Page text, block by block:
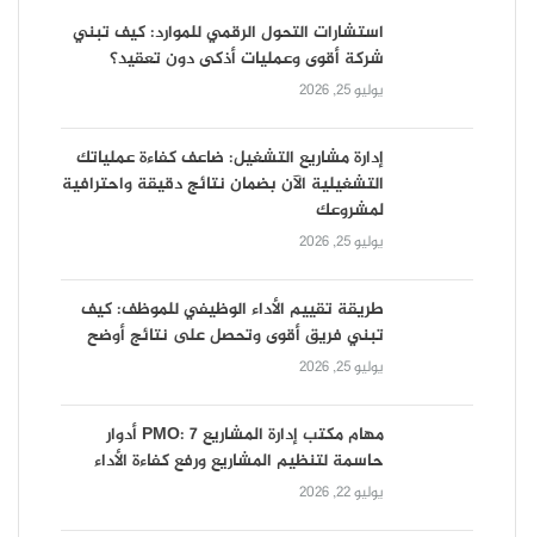
استشارات التحول الرقمي للموارد: كيف تبني
شركة أقوى وعمليات أذكى دون تعقيد؟
يوليو 25, 2026
إدارة مشاريع التشغيل: ضاعف كفاءة عملياتك
التشغيلية الآن بضمان نتائج دقيقة واحترافية
لمشروعك
يوليو 25, 2026
طريقة تقييم الأداء الوظيفي للموظف: كيف
تبني فريق أقوى وتحصل على نتائج أوضح
يوليو 25, 2026
مهام مكتب إدارة المشاريع PMO: 7 أدوار
حاسمة لتنظيم المشاريع ورفع كفاءة الأداء
يوليو 22, 2026